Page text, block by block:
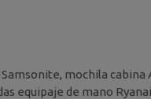
, mochila cabina
equipaje de mano